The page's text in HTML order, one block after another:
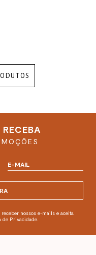
nossos e-mails e aceita
de Privacidade.